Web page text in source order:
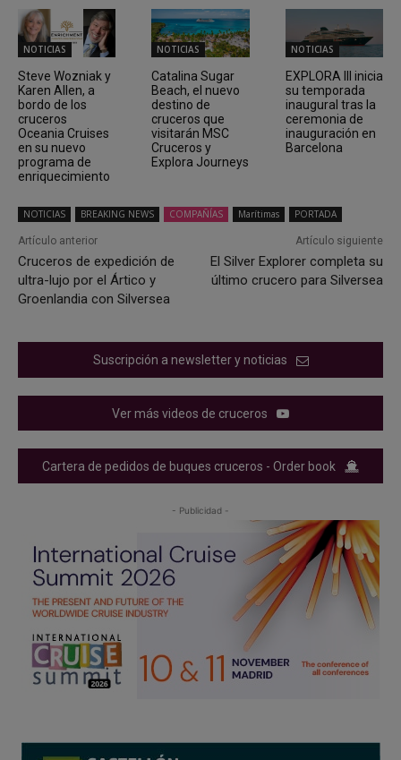
NOTICIAS
Steve Wozniak y
Karen Allen, a
bordo de los
cruceros
Oceania Cruises
en su nuevo
programa de
enriquecimiento
NOTICIAS
Catalina Sugar
Beach, el nuevo
destino de
cruceros que
visitarán MSC
Cruceros y
Explora Journeys
NOTICIAS
EXPLORA III inicia
su temporada
inaugural tras la
ceremonia de
inauguración en
Barcelona
NOTICIAS BREAKING NEWS COMPAÑÍAS Marítimas PORTADA
Artículo anterior
Cruceros de expedición de
ultra-lujo por el Ártico y
Groenlandia con Silversea
Artículo siguiente
El Silver Explorer completa su
último crucero para Silversea
Suscripción a newsletter y noticias
Ver más videos de cruceros
Cartera de pedidos de buques cruceros - Order book
- Publicidad -